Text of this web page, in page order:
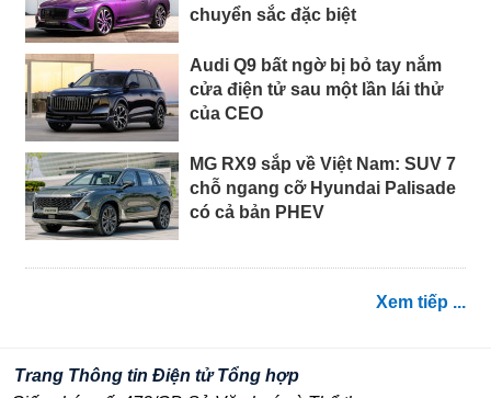
chuyển sắc đặc biệt
Audi Q9 bất ngờ bị bỏ tay nắm
cửa điện tử sau một lần lái thử
của CEO
MG RX9 sắp về Việt Nam: SUV 7
chỗ ngang cỡ Hyundai Palisade
có cả bản PHEV
Xem tiếp ...
Trang Thông tin Điện tử Tổng hợp